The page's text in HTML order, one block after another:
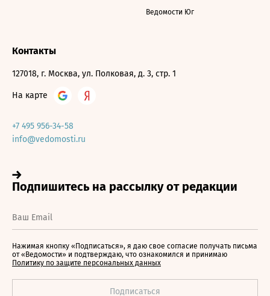
Ведомости Юг
Контакты
127018, г. Москва, ул. Полковая, д. 3, стр. 1
На карте
+7 495 956-34-58
info@vedomosti.ru
Нажимая кнопку «Подписаться», я даю свое согласие получать письма
от «Ведомости» и подтверждаю, что ознакомился и принимаю
Политику по защите персональных данных